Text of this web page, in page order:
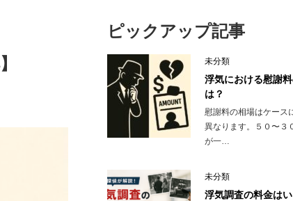
ピックアップ記事
未分類
浮気における慰謝
は？
慰謝料の相場はケース
異なります。５０〜３
が一…
未分類
浮気調査の料金は